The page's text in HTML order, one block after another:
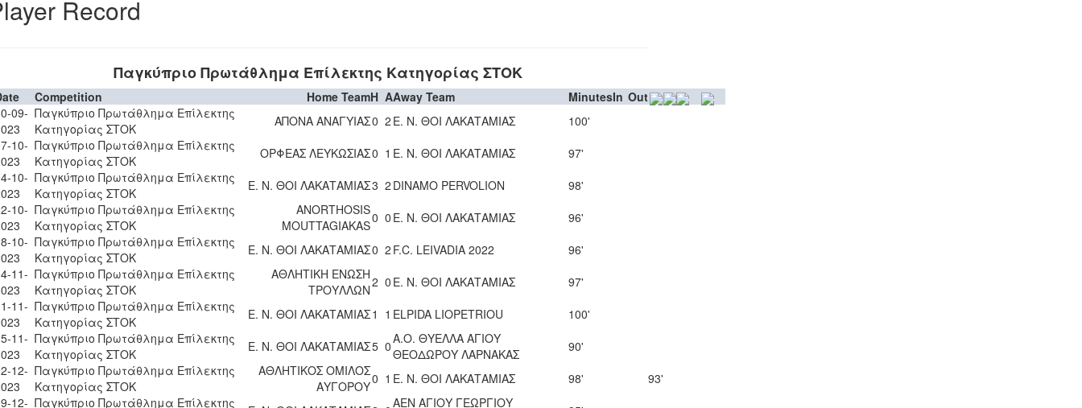
Record
Παγκύπριο Πρωτάθλημα Επίλεκτης Κατηγορίας ΣΤΟΚ
Competition Home TeamH AAway Team MinutesIn Out
09- Παγκύπριο Πρωτάθλημα Επίλεκτης
Κατηγορίας ΣΤΟΚ
ΑΠΟΝΑ ΑΝΑΓΥΙΑΣ0 2 Ε. Ν. ΘΟΙ ΛΑΚΑΤΑΜΙΑΣ
100'
10- Παγκύπριο Πρωτάθλημα Επίλεκτης
Κατηγορίας ΣΤΟΚ
ΟΡΦΕΑΣ ΛΕΥΚΩΣΙΑΣ0 1 Ε. Ν. ΘΟΙ ΛΑΚΑΤΑΜΙΑΣ
97'
10- Παγκύπριο Πρωτάθλημα Επίλεκτης
Κατηγορίας ΣΤΟΚ
Ε. Ν. ΘΟΙ ΛΑΚΑΤΑΜΙΑΣ3 2 DINAMO PERVOLION
98'
10- Παγκύπριο Πρωτάθλημα Επίλεκτης
Κατηγορίας ΣΤΟΚ
ANORTHOSIS
MOUTTAGIAKAS0 0 Ε. Ν. ΘΟΙ ΛΑΚΑΤΑΜΙΑΣ
96'
10- Παγκύπριο Πρωτάθλημα Επίλεκτης
Κατηγορίας ΣΤΟΚ
Ε. Ν. ΘΟΙ ΛΑΚΑΤΑΜΙΑΣ0 2 F.C. LEIVADIA 2022
96'
11- Παγκύπριο Πρωτάθλημα Επίλεκτης
Κατηγορίας ΣΤΟΚ
ΑΘΛΗΤΙΚΗ ΕΝΩΣΗ
ΤΡΟΥΛΛΩΝ2 0 Ε. Ν. ΘΟΙ ΛΑΚΑΤΑΜΙΑΣ
97'
11- Παγκύπριο Πρωτάθλημα Επίλεκτης
Κατηγορίας ΣΤΟΚ
Ε. Ν. ΘΟΙ ΛΑΚΑΤΑΜΙΑΣ1 1 ELPIDA LIOPETRIOU
100'
11- Παγκύπριο Πρωτάθλημα Επίλεκτης
Κατηγορίας ΣΤΟΚ
Ε. Ν. ΘΟΙ ΛΑΚΑΤΑΜΙΑΣ5 0Α.Ο. ΘΥΕΛΛΑ ΑΓΙΟΥ
ΘΕΟΔΩΡΟΥ ΛΑΡΝΑΚΑΣ
90'
12- Παγκύπριο Πρωτάθλημα Επίλεκτης
Κατηγορίας ΣΤΟΚ
ΑΘΛΗΤΙΚΟΣ ΟΜΙΛΟΣ
ΑΥΓΟΡΟΥ0 1 Ε. Ν. ΘΟΙ ΛΑΚΑΤΑΜΙΑΣ 98'
93'
12- Παγκύπριο Πρωτάθλημα Επίλεκτης
ΑΕΝ ΑΓΙΟΥ ΓΕΩΡΓΙΟΥ